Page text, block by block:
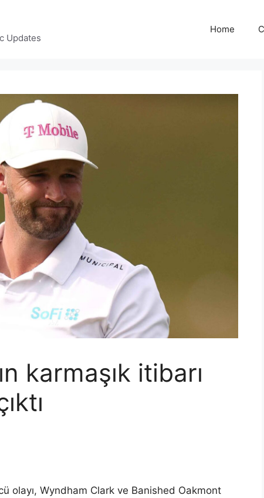
Updates
Home
karmaşık itibarı
olayı, Wyndham Clark ve Banished Oakmont